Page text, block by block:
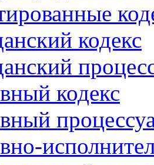
кодекс
кодекс